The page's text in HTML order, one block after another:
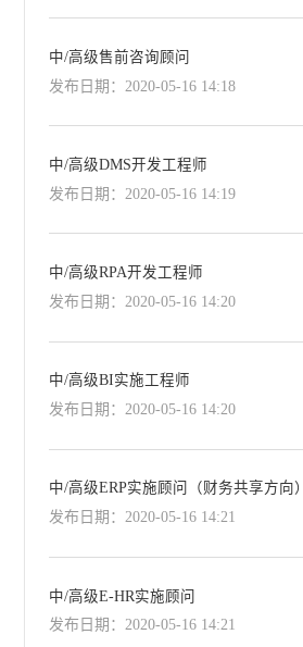
中/高级售前咨询顾问
发布日期：2020-05-16 14:18
中/高级DMS开发工程师
发布日期：2020-05-16 14:19
中/高级RPA开发工程师
发布日期：2020-05-16 14:20
中/高级BI实施工程师
发布日期：2020-05-16 14:20
中/高级ERP实施顾问（财务共享方向）
发布日期：2020-05-16 14:21
中/高级E-HR实施顾问
发布日期：2020-05-16 14:21